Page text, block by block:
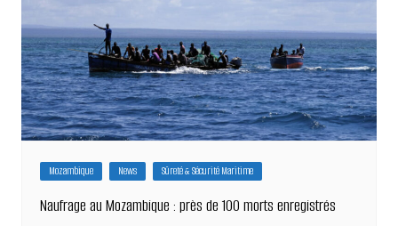
Mozambique News Sûreté & Sécurité Maritime
Naufrage au Mozambique : près de 100 morts enregistrés